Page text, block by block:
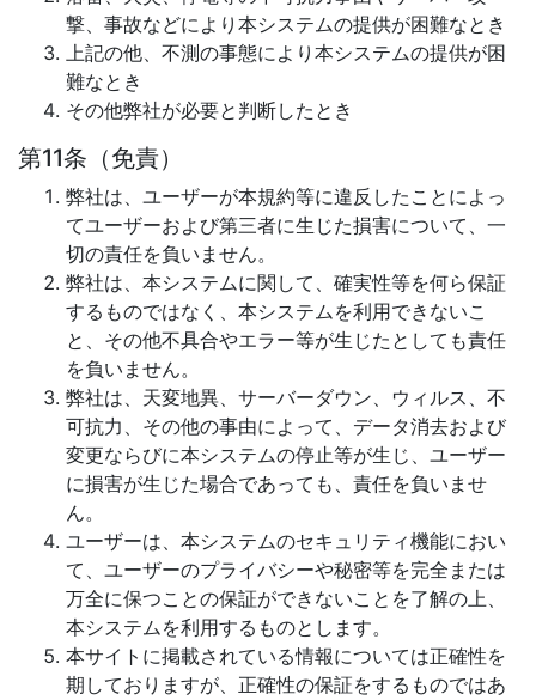
撃、事故などにより本システムの提供が困難なとき
上記の他、不測の事態により本システムの提供が困
難なとき
その他弊社が必要と判断したとき
第11条（免責）
弊社は、ユーザーが本規約等に違反したことによっ
てユーザーおよび第三者に生じた損害について、一
切の責任を負いません。
弊社は、本システムに関して、確実性等を何ら保証
するものではなく、本システムを利用できないこ
と、その他不具合やエラー等が生じたとしても責任
を負いません。
弊社は、天変地異、サーバーダウン、ウィルス、不
可抗力、その他の事由によって、データ消去および
変更ならびに本システムの停止等が生じ、ユーザー
に損害が生じた場合であっても、責任を負いませ
ん。
ユーザーは、本システムのセキュリティ機能におい
て、ユーザーのプライバシーや秘密等を完全または
万全に保つことの保証ができないことを了解の上、
本システムを利用するものとします。
本サイトに掲載されている情報については正確性を
期しておりますが、正確性の保証をするものではあ